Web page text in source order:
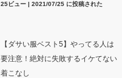
25ビュー| 2021/07/25 に投稿された
【ダサい服ベスト5】やってる人は
要注意！絶対に失敗するイケてない
着こなし